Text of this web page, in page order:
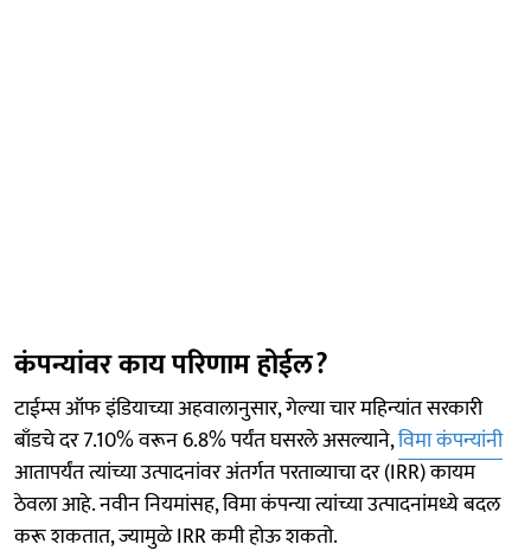
कंपन्यांवर काय परिणाम होईल?
टाईम्स ऑफ इंडियाच्या अहवालानुसार, गेल्या चार महिन्यांत सरकारी
बाँडचे दर 7.10% वरून 6.8% पर्यंत घसरले असल्याने,विमा कंपन्यांनी
आतापर्यंत त्यांच्या उत्पादनांवर अंतर्गत परताव्याचा दर (IRR) कायम
ठेवला आहे. नवीन नियमांसह, विमा कंपन्या त्यांच्या उत्पादनांमध्ये बदल
करू शकतात, ज्यामुळे IRR कमी होऊ शकतो.